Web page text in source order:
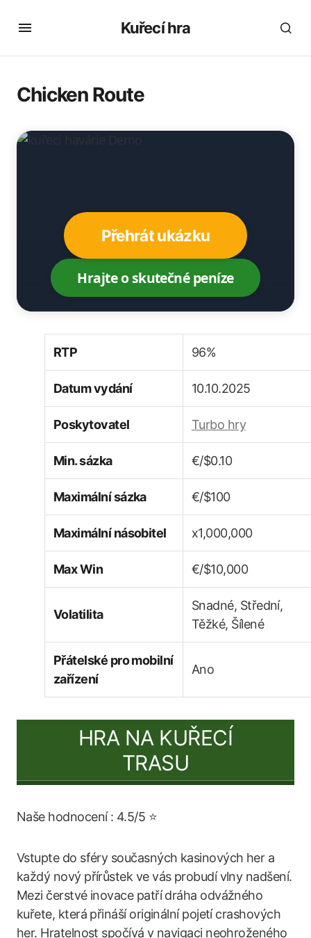
Kuřecí hra
Chicken Route
Přehrát ukázku
Hrajte o skutečné peníze
RTP 96%
Datum vydání 10.10.2025
Poskytovatel Turbo hry
Min. sázka €/$0.10
Maximální sázka €/$100
Maximální násobitel x1,000,000
Max Win €/$10,000
Volatilita
Snadné, Střední,
Těžké, Šílené
Přátelské pro mobilní
zařízení
Ano
HRA NA KUŘECÍ
TRASU
Naše hodnocení : 4.5/5 ⭐
Vstupte do sféry současných kasinových her a
každý nový přírůstek ve vás probudí vlny nadšení.
Mezi čerstvé inovace patří dráha odvážného
kuřete, která přináší originální pojetí crashových
her. Hratelnost spočívá v navigaci neohroženého